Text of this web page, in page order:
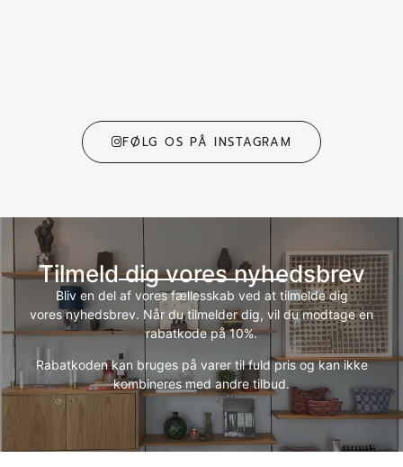
FØLG OS PÅ INSTAGRAM
Tilmeld dig vores nyhedsbrev
Bliv en del af vores fællesskab ved at tilmelde dig
vores nyhedsbrev. Når du tilmelder dig, vil du modtage en
rabatkode på 10%.
Rabatkoden kan bruges på varer til fuld pris og kan ikke
kombineres med andre tilbud.